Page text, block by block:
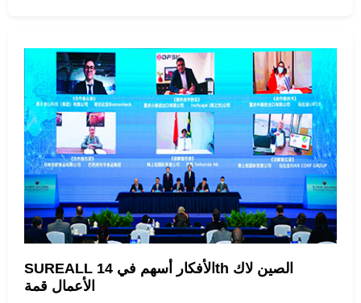
SUREALL الأفكار أسهم في 14th الصين لاك
الأعمال قمة